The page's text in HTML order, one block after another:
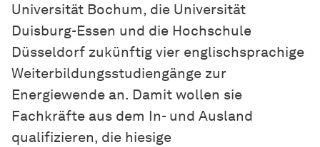
Universität Bochum, die Universität
Duisburg-Essen und die Hochschule
Düsseldorf zukünftig vier englischsprachige
Weiterbildungsstudiengänge zur
Energiewende an. Damit wollen sie
Fachkräfte aus dem In- und Ausland
qualifizieren, die hiesige